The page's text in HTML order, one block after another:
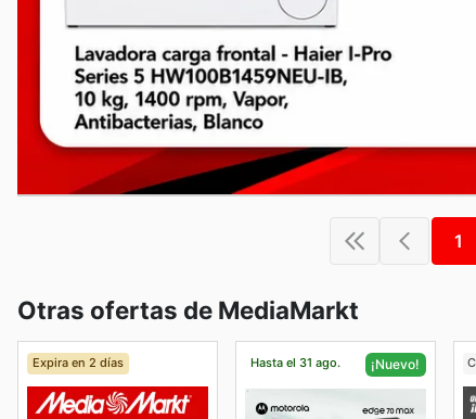
1
Otras ofertas de MediaMarkt
Expira en 2 días Hasta el 31 ago. ¡Nuevo!